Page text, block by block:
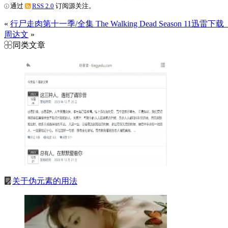
通过
RSS 2.0 订阅源关注。
« 行尸走肉第十一季/全集 The Walking Dead Season 11迅雷下载
周达文 »
同类文章
关于伪元素的用法